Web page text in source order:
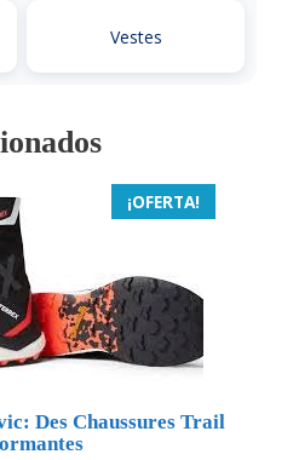
Vestes
¡OFERTA!
Des Chaussures Trail